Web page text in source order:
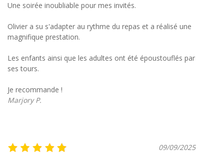
Une soirée inoubliable pour mes invités.
Olivier a su s'adapter au rythme du repas et a réalisé une
magnifique prestation.
Les enfants ainsi que les adultes ont été époustouflés par
ses tours.
Je recommande !
Marjory P.
09/09/2025